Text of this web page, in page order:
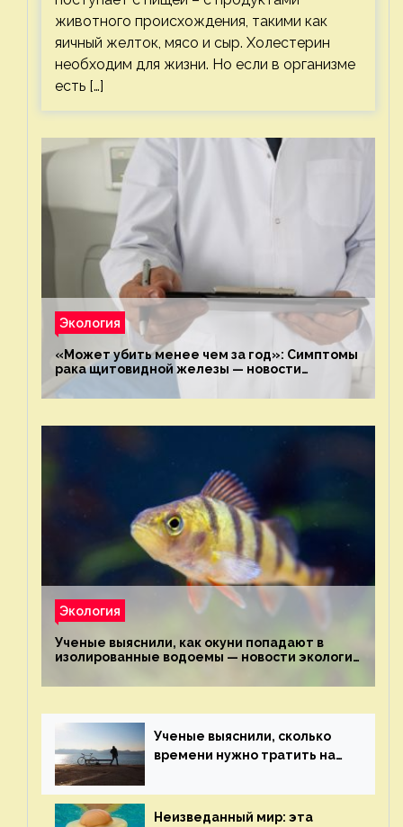
животного происхождения, такими как
яичный желток, мясо и сыр. Холестерин
необходим для жизни. Но если в организме
есть […]
Экология
«Может убить менее чем за год»: Симптомы
рака щитовидной железы — новости
экологии на ECOportal
Экология
Ученые выяснили, как окуни попадают в
изолированные водоемы — новости экологии
Ученые выяснили, сколько
времени нужно тратить на
здоровья — новости экологии
на ECOportal
Неизведанный мир: эта